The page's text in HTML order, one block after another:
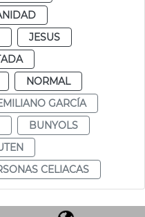
JESUS
NORMAL
GARCÍA
BUNYOLS
CELIACAS